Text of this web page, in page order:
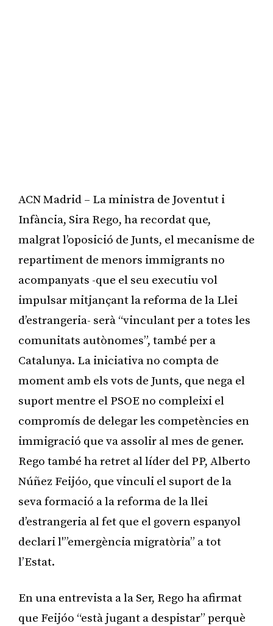
ACN Madrid – La ministra de Joventut i
Infància, Sira Rego, ha recordat que,
malgrat l’oposició de Junts, el mecanisme de
repartiment de menors immigrants no
acompanyats -que el seu executiu vol
impulsar mitjançant la reforma de la Llei
d’estrangeria- serà “vinculant per a totes les
comunitats autònomes”, també per a
Catalunya. La iniciativa no compta de
moment amb els vots de Junts, que nega el
suport mentre el PSOE no compleixi el
compromís de delegar les competències en
immigració que va assolir al mes de gener.
Rego també ha retret al líder del PP, Alberto
Núñez Feijóo, que vinculi el suport de la
seva formació a la reforma de la llei
d’estrangeria al fet que el govern espanyol
declari l'”emergència migratòria” a tot
l’Estat.
En una entrevista a la Ser, Rego ha afirmat
que Feijóo “està jugant a despistar” perquè